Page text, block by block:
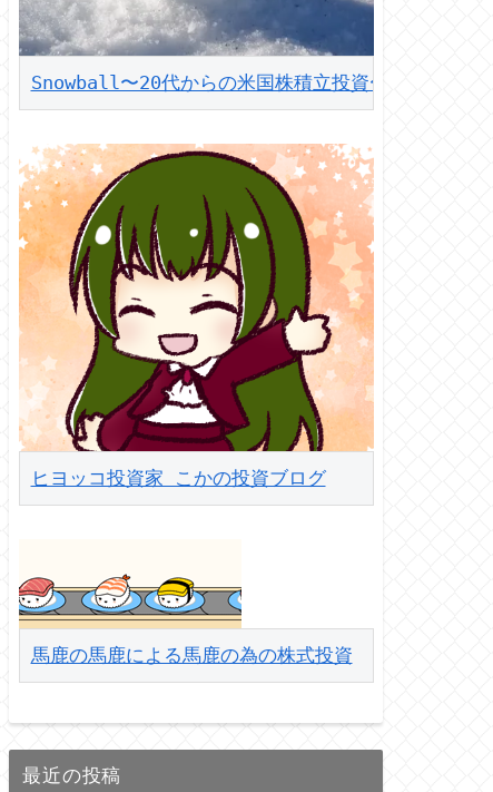
Snowball〜20代からの米国株積立投資〜
ヒヨッコ投資家 こかの投資ブログ
馬鹿の馬鹿による馬鹿の為の株式投資
最近の投稿